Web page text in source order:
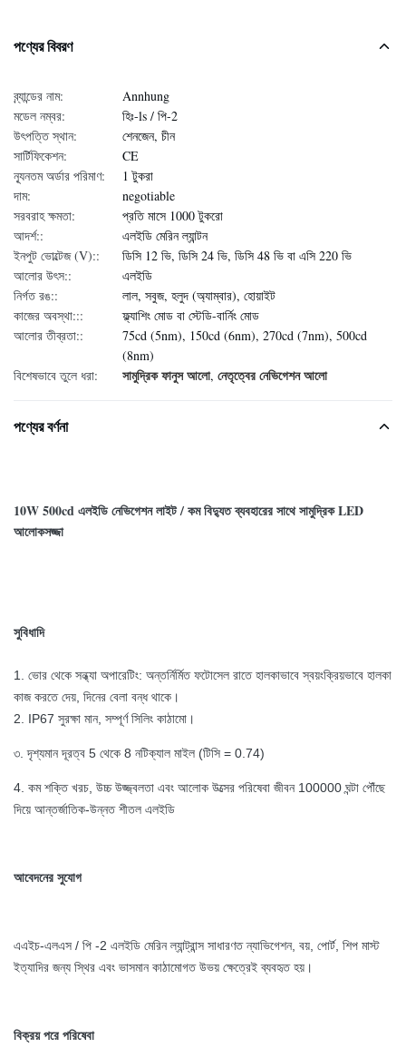
পণ্যের বিবরণ
ব্র্যান্ডের নাম:
Annhung
মডেল নম্বর:
হিঃ-ls / পি-2
উৎপত্তি স্থান:
শেনজেন, চীন
সার্টিফিকেশন:
CE
ন্যূনতম অর্ডার পরিমাণ:
1 টুকরা
দাম:
negotiable
সরবরাহ ক্ষমতা:
প্রতি মাসে 1000 টুকরো
আদর্শ::
এলইডি মেরিন ল্যান্টন
ইনপুট ভোল্টেজ (V)::
ডিসি 12 ভি, ডিসি 24 ভি, ডিসি 48 ভি বা এসি 220 ভি
আলোর উৎস::
এলইডি
নির্গত রঙ::
লাল, সবুজ, হলুদ (অ্যাম্বার), হোয়াইট
কাজের অবস্থা:::
ফ্ল্যাশিং মোড বা স্টেডি-বার্নিং মোড
আলোর তীব্রতা::
75cd (5nm), 150cd (6nm), 270cd (7nm), 500cd
(8nm)
বিশেষভাবে তুলে ধরা:
সামুদ্রিক ফানুস আলো, নেতৃত্বের নেভিগেশন আলো
পণ্যের বর্ণনা
10W 500cd এলইডি নেভিগেশন লাইট / কম বিদ্যুত ব্যবহারের সাথে সামুদ্রিক LED
আলোকসজ্জা
সুবিধাদি
1. ভোর থেকে সন্ধ্যা অপারেটিং: অন্তর্নির্মিত ফটোসেল রাতে হালকাভাবে স্বয়ংক্রিয়ভাবে হালকা
কাজ করতে দেয়, দিনের বেলা বন্ধ থাকে।
2. IP67 সুরক্ষা মান, সম্পূর্ণ সিলিং কাঠামো।
৩. দৃশ্যমান দূরত্ব 5 থেকে 8 নটিক্যাল মাইল (টিসি = 0.74)
4. কম শক্তি খরচ, উচ্চ উজ্জ্বলতা এবং আলোক উত্সের পরিষেবা জীবন 100000 ঘন্টা পৌঁছে
দিয়ে আন্তর্জাতিক-উন্নত শীতল এলইডি
আবেদনের সুযোগ
এএইচ-এলএস / পি -2 এলইডি মেরিন ল্যান্ট্রান্স সাধারণত ন্যাভিগেশন, বয়, পোর্ট, শিপ মাস্ট
ইত্যাদির জন্য স্থির এবং ভাসমান কাঠামোগত উভয় ক্ষেত্রেই ব্যবহৃত হয়।
বিক্রয় পরে পরিষেবা